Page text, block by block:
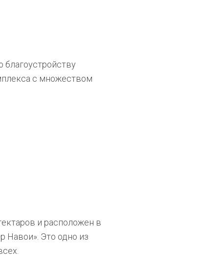
с множеством
и расположен в
Навои». Это одно из